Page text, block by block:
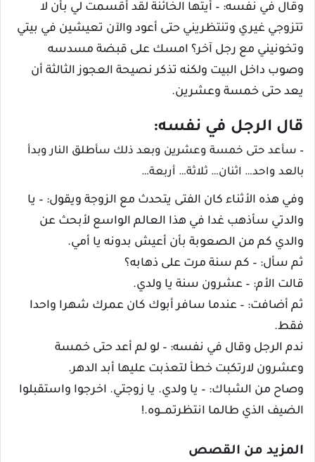
وقال في نفسه: – أيتها الخائنة لقد أقسمت لي بأن لا
تتزوجي غيري وتنتظريني حتى أعود والآن تعيشين في بيتي
وتخونيني مع رجل آخر؟ امسك على قبضة مسدسه
وصوب داخل البيت ولكنه تذكر نصيحة العجوز الثالثة أن
يعد حتى خمسة وعشرين.
قال الرجل في نفسه:
– سأعد حتى خمسة وعشرين وبعد ذلك سأطلق النار وبدأ
بالعد واحد… اثنان… ثلاثة… أربعة…
وفي هذه الأثناء كان الفتى يتحدث مع الزوجة ويقول: – يا
والدتي سأذهب غدا في هذا العالم الواسع لأبحث عن
والدي كم من الصعوبة بأن أعيش بدونه يا أمي.
ثم سأل: – كم سنة مرت على ذهابه؟
قالت الأم: – عشرون سنة يا ولدي.
ثم أضافت: – عندما سافر أبوك كان عمرك شهرا واحدا
فقط.
ندم الرجل وقال في نفسه: – لو لم أعد حتى خمسة
وعشرون لارتكبت خطأ لتعذبت عليها أبد الدهر.
وصاح من الشباك: – يا ولدي. يا زوجتي. اخرجوا واستقبلوا
الضيف الذي طالما انتظرتمـــوه.!
المزيد من القصص